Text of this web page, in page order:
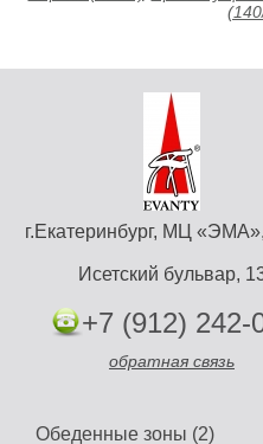
г.Екатеринбург, МЦ
Исетский бульвар,
+7 (912) 242-
обратная связь
Обеденные зоны (2)